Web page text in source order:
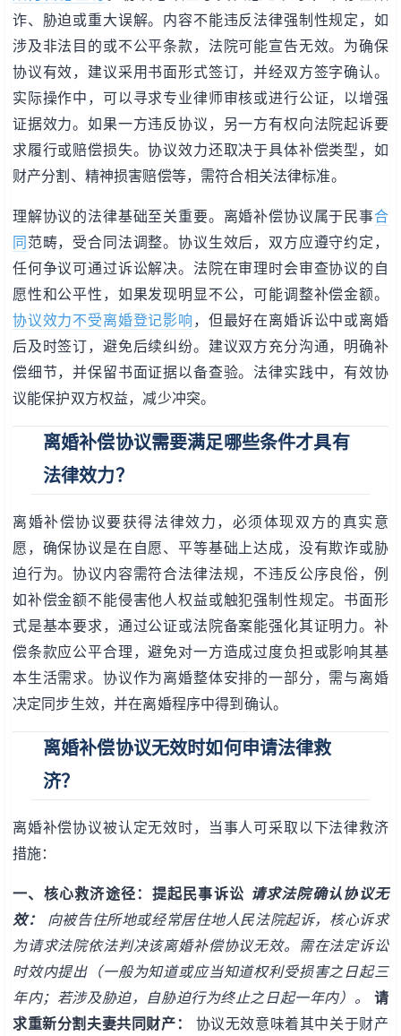
诈、胁迫或重大误解。内容不能违反法律强制性规定，如
涉及非法目的或不公平条款，法院可能宣告无效。为确保
协议有效，建议采用书面形式签订，并经双方签字确认。
实际操作中，可以寻求专业律师审核或进行公证，以增强
证据效力。如果一方违反协议，另一方有权向法院起诉要
求履行或赔偿损失。协议效力还取决于具体补偿类型，如
财产分割、精神损害赔偿等，需符合相关法律标准。
理解协议的法律基础至关重要。离婚补偿协议属于民事合
同范畴，受合同法调整。协议生效后，双方应遵守约定，
任何争议可通过诉讼解决。法院在审理时会审查协议的自
愿性和公平性，如果发现明显不公，可能调整补偿金额。
协议效力不受离婚登记影响 ，但最好在离婚诉讼中或离婚
后及时签订，避免后续纠纷。建议双方充分沟通，明确补
偿细节，并保留书面证据以备查验。法律实践中，有效协
议能保护双方权益，减少冲突。
离婚补偿协议需要满足哪些条件才具有
法律效力？
离婚补偿协议要获得法律效力，必须体现双方的真实意
愿，确保协议是在自愿、平等基础上达成，没有欺诈或胁
迫行为。协议内容需符合法律法规，不违反公序良俗，例
如补偿金额不能侵害他人权益或触犯强制性规定。书面形
式是基本要求，通过公证或法院备案能强化其证明力。补
偿条款应公平合理，避免对一方造成过度负担或影响其基
本生活需求。协议作为离婚整体安排的一部分，需与离婚
决定同步生效，并在离婚程序中得到确认。
离婚补偿协议无效时如何申请法律救
济？
离婚补偿协议被认定无效时，当事人可采取以下法律救济
措施：
一、核心救济途径：提起民事诉讼 请求法院确认协议无
效：
向被告住所地或经常居住地人民法院起诉，核心诉求
为请求法院依法判决该离婚补偿协议无效。需在法定诉讼
时效内提出（一般为知道或应当知道权利受损害之日起三
年内；若涉及胁迫，自胁迫行为终止之日起一年内）。 请
求重新分割夫妻共同财产：
协议无效意味着其中关于财产